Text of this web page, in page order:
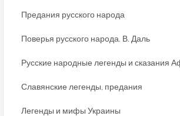
Предания русского народа
Поверья русского народа. В. Даль
Русские народные легенды и сказания
Славянские легенды, предания
Легенды и мифы Украины